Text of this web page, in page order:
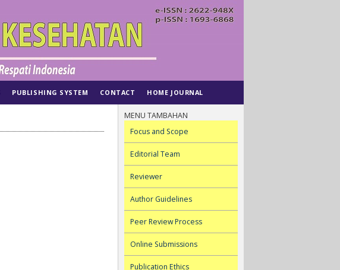
MENU TAMBAHAN
Focus and Scope
Editorial Team
Reviewer
Author Guidelines
Peer Review Process
Online Submissions
Publication Ethics
PUBLISHING SYSTEM CONTACT HOME JOURNAL